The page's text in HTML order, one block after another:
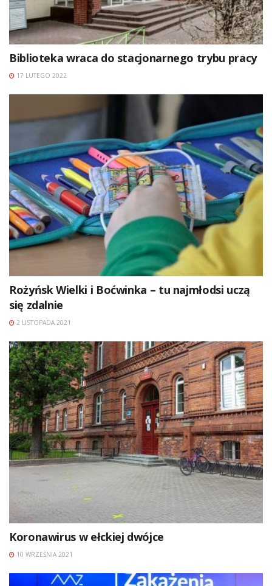
Biblioteka wraca do stacjonarnego trybu pracy
17 LUTEGO 2022
Rożyńsk Wielki i Boćwinka – tu najmłodsi uczą
się zdalnie
2 LISTOPADA 2021
Koronawirus w ełckiej dwójce
10 WRZEŚNIA 2021